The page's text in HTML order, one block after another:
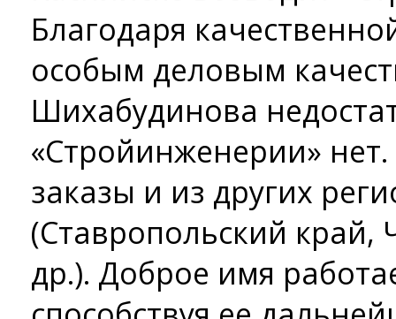
Благодаря
особым деловым
Шихабудинова
«Стройинженерии»
заказы и из других
(Ставропольский край,
др.). Доброе имя